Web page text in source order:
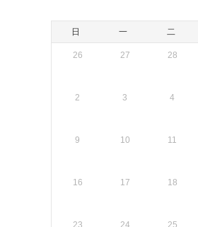
日 一 二
26 27 28
2 3 4
9 10 11
16 17 18
23 24 25